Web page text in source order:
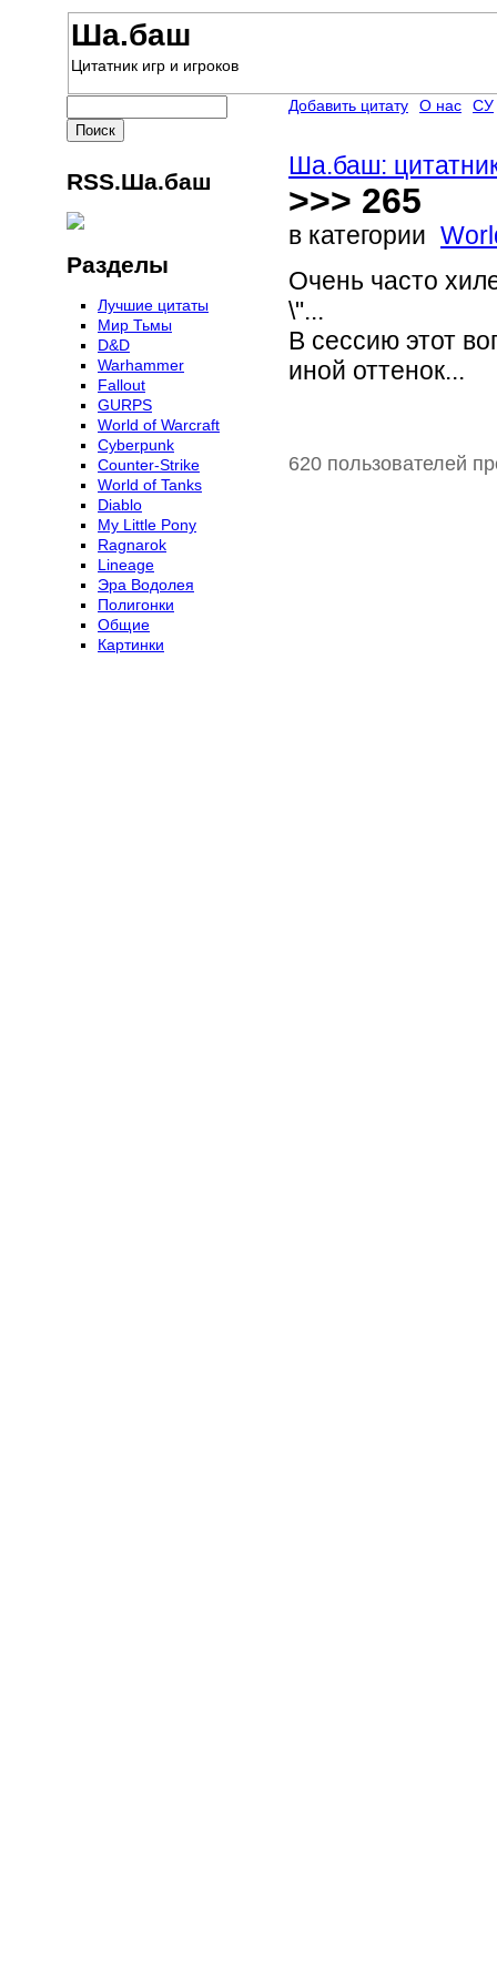
Ша.баш
Цитатник игр и игроков
Ша.баш:
>>> 265
в категории
Очень часто
\"...
В сессию этот
иной оттенок...
620 пользователей
Добавить цитату О нас СУ
RSS.Ша.баш
Разделы
Лучшие цитаты
Мир Тьмы
D&D
Warhammer
Fallout
GURPS
World of Warcraft
Сyberpunk
Counter-Strike
World of Tanks
Diablo
My Little Pony
Ragnarok
Lineage
Эра Водолея
Полигонки
Общие
Картинки